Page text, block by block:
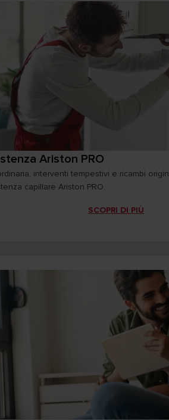
Ariston PRO
interventi tempestivi e ricambi
capillare Ariston PRO.
SCOPRI DI PIÙ